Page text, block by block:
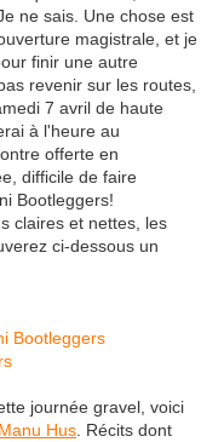
ne sais. Une chose est
magistrale, et je
finir une autre
revenir sur les routes,
7 avril de haute
à l'heure au
offerte en
difficile de faire
Bootleggers!
claires et nettes, les
ci-dessous un
Bootleggers
journée gravel, voici
Manu Hus . Récits dont